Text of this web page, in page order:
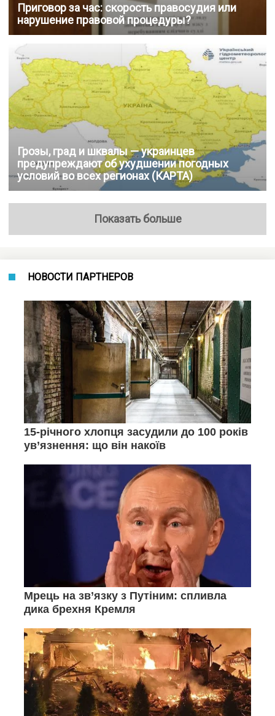
Приговор за час: скорость правосудия или
нарушение правовой процедуры?
Грозы, град и шквалы — украинцев
предупреждают об ухудшении погодных
условий во всех регионах (КАРТА)
Показать больше
НОВОСТИ ПАРТНЕРОВ